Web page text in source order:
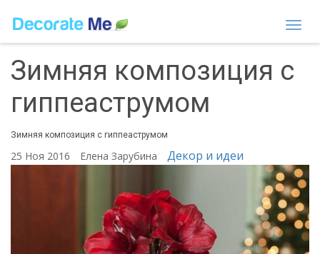
Зимняя композиция с
гиппеаструмом
Зимняя композиция с гиппеаструмом
25 Ноя 2016 Елена Зарубина Декор и идеи